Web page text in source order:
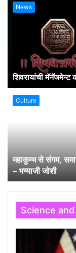
News
शिवरायांची मॅनॅजमेन्ट
Culture
महाकुम्भ से संगम,
– भय्याजी जोशी
Science